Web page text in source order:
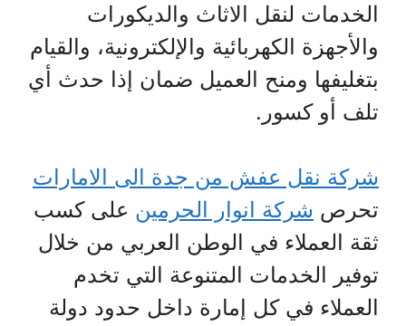
الخدمات لنقل الاثاث والديكورات
والأجهزة الكهربائية والإلكترونية، والقيام
بتغليفها ومنح العميل ضمان إذا حدث أي
تلف أو كسور.
شركة نقل عفش من جدة الى الامارات
تحرص شركة انوار الحرمين على كسب
ثقة العملاء في الوطن العربي من خلال
توفير الخدمات المتنوعة التي تخدم
العملاء في كل إمارة داخل حدود دولة